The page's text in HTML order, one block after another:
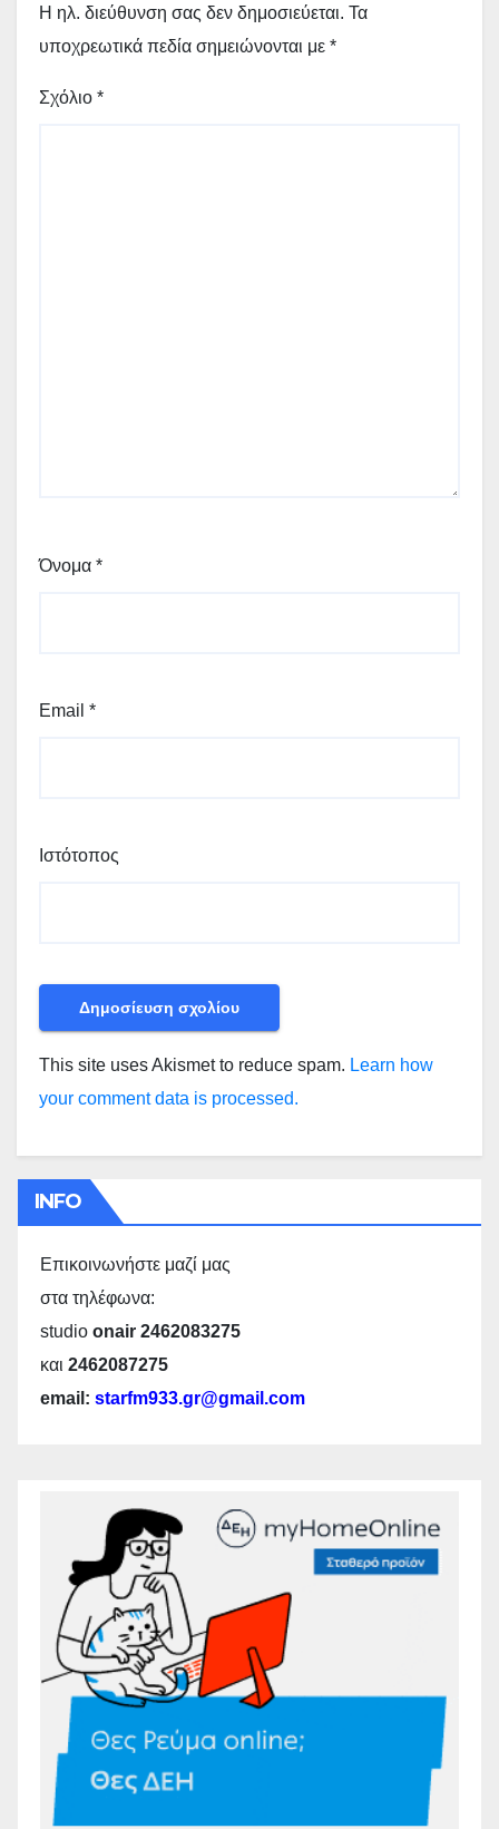
Η ηλ. διεύθυνση σας δεν δημοσιεύεται. Τα
υποχρεωτικά πεδία σημειώνονται με *
Σχόλιο *
Όνομα *
Email *
Ιστότοπος
This site uses Akismet to reduce spam. Learn how
your comment data is processed.
INFO
Επικοινωνήστε μαζί μας
στα τηλέφωνα:
studio onair 2462083275
και 2462087275
email: starfm933.gr@gmail.com